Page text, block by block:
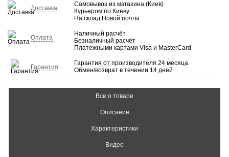
Доставка
Самовывоз из магазина (Киев)
Курьером по Киеву
На склад Новой почты
Оплата
Наличный расчёт
Безналичный расчёт
Платежными картами Visa и MasterCard
Гарантия
Гарантия от производителя 24 месяца.
Обмен/возврат в течении 14 дней
Всё о товаре
Описание
Характеристики
Видео